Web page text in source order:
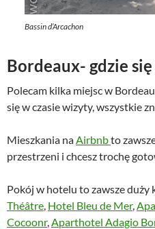
Bassin d’Arcachon
Bordeaux- gdzie
Polecam kilka miejsc w
się w czasie wizyty, wszystkie
Mieszkania na Airbnbto
przestrzeni i chcesz trochę
Pokój w hotelu to zawsze duży
Théâtre Hotel Bleu de Mer,
Cocoonr, Aparthotel Adagio